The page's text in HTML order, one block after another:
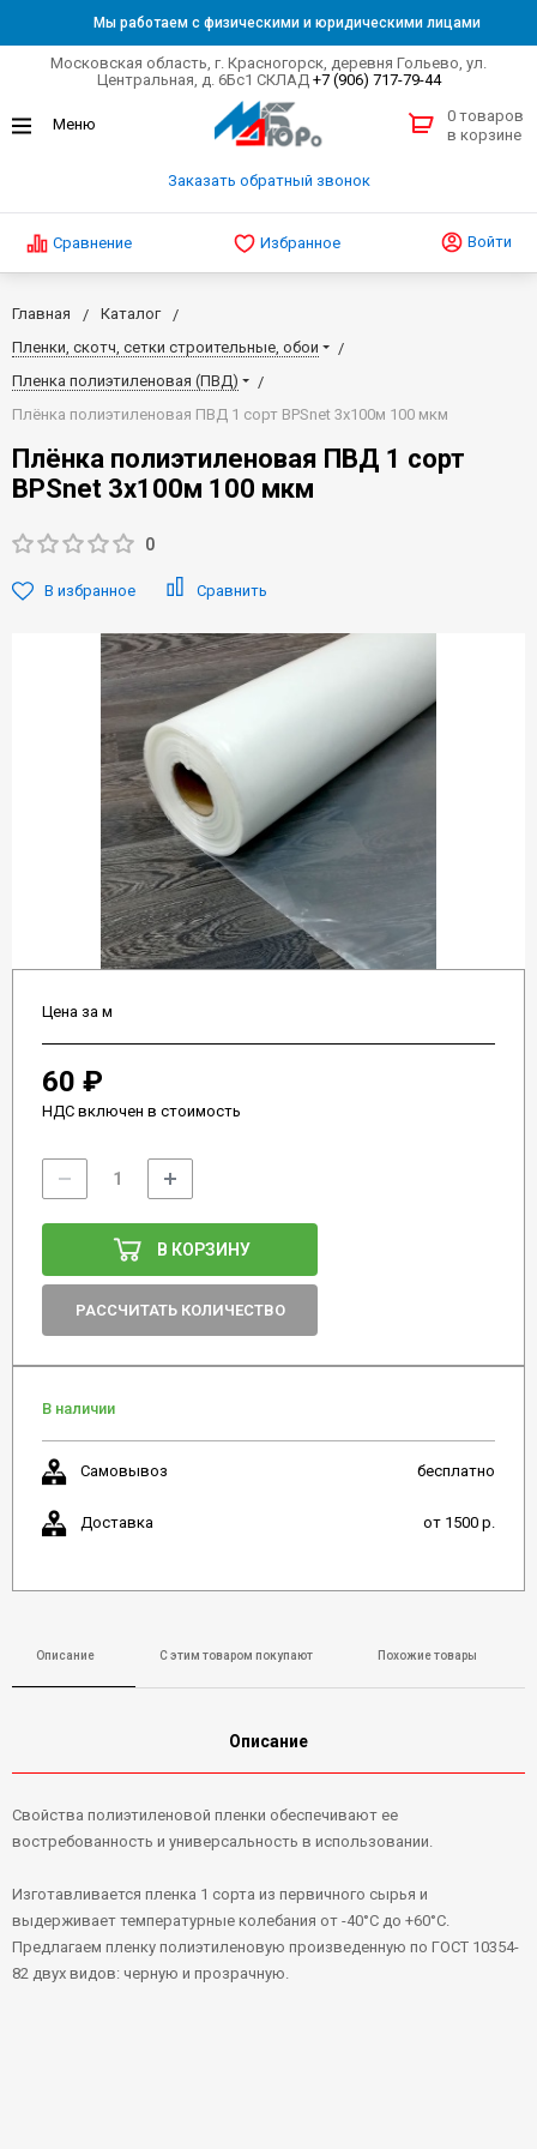
Мы работаем с физическими и юридическими лицами
Московская область, г. Красногорск, деревня Гольево, ул.
Центральная, д. 6Бс1 СКЛАД +7 (906) 717-79-44
Заказать обратный звонок
0 товаров
в корзине
Сравнение Избранное Войти
Главная
Каталог
Пленки, скотч, сетки строительные, обои
Пленка полиэтиленовая (ПВД)
Плёнка полиэтиленовая ПВД 1 сорт BPSnet 3х100м 100 мкм
Плёнка полиэтиленовая ПВД 1 сорт
BPSnet 3х100м 100 мкм
0
В избранное Сравнить
Цена за м
60 ₽
НДС включен в стоимость
В КОРЗИНУ
РАССЧИТАТЬ КОЛИЧЕСТВО
В наличии
Самовывоз бесплатно
Доставка от 1500 р.
Описание С этим товаром покупают Похожие товары
Описание
Свойства полиэтиленовой пленки обеспечивают ее
востребованность и универсальность в использовании.
Изготавливается пленка 1 сорта из первичного сырья и
выдерживает температурные колебания от -40°С до +60°С.
Предлагаем пленку полиэтиленовую произведенную по ГОСТ 10354-
82 двух видов: черную и прозрачную.